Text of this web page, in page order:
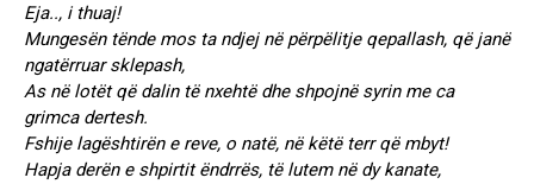
Eja.., i thuaj!
Mungesën tënde mos ta ndjej në përpëlitje qepallash, që janë
ngatërruar sklepash,
As në lotët që dalin të nxehtë dhe shpojnë syrin me ca
grimca dertesh.
Fshije lagështirën e reve, o natë, në këtë terr që mbyt!
Hapja derën e shpirtit ëndrrës, të lutem në dy kanate,